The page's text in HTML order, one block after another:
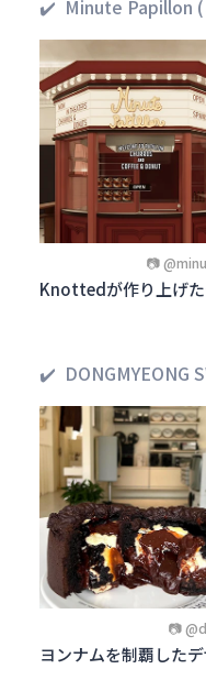
✔️ Minute Papillon (
📷
Knottedが作り上げた
✔️ DONGMYEONG
📷
ヨンナムを制覇した